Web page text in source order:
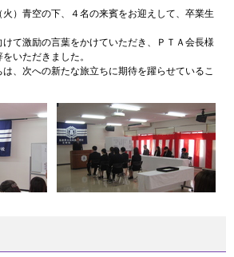
）青空の下、４名の来賓をお迎えして、卒業生
て激励の言葉をかけていただき、ＰＴＡ会長様
いただきました。
、次への新たな旅立ちに期待を躍らせているこ